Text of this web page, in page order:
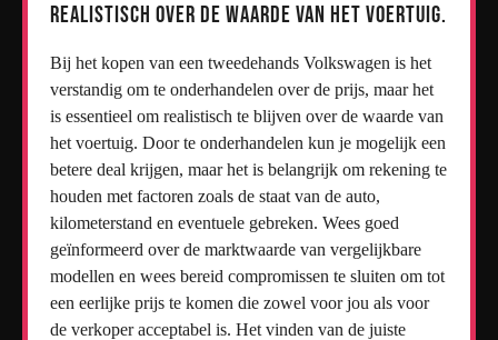
realistisch over de waarde van het voertuig.
Bij het kopen van een tweedehands Volkswagen is het
verstandig om te onderhandelen over de prijs, maar het
is essentieel om realistisch te blijven over de waarde van
het voertuig. Door te onderhandelen kun je mogelijk een
betere deal krijgen, maar het is belangrijk om rekening te
houden met factoren zoals de staat van de auto,
kilometerstand en eventuele gebreken. Wees goed
geïnformeerd over de marktwaarde van vergelijkbare
modellen en wees bereid compromissen te sluiten om tot
een eerlijke prijs te komen die zowel voor jou als voor
de verkoper acceptabel is. Het vinden van de juiste